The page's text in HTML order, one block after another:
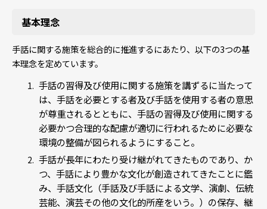
基本理念
手話に関する施策を総合的に推進するにあたり、以下の3つの基
本理念を定めています。
手話の習得及び使用に関する施策を講ずるに当たって
は、手話を必要とする者及び手話を使用する者の意思
が尊重されるとともに、手話の習得及び使用に関する
必要かつ合理的な配慮が適切に行われるために必要な
環境の整備が図られるようにすること。
手話が長年にわたり受け継がれてきたものであり、か
つ、手話により豊かな文化が創造されてきたことに鑑
み、手話文化（手話及び手話による文学、演劇、伝統
芸能、演芸その他の文化的所産をいう。）の保存、継